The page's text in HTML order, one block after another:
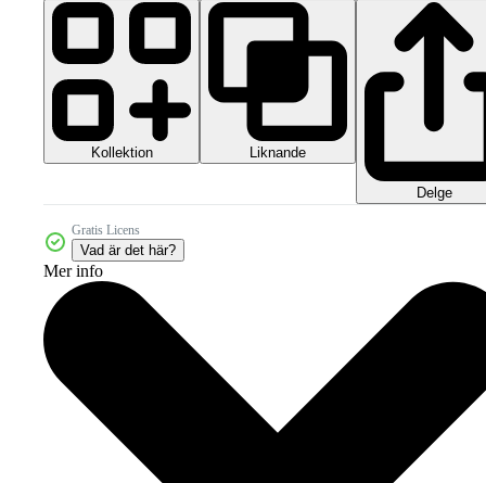
Kollektion Liknande
Delge
Gratis Licens
Vad är det här?
Mer info